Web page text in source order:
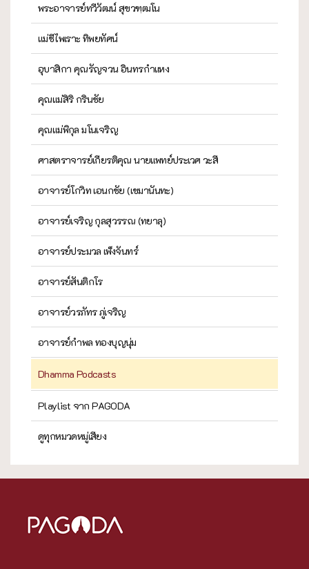
พระอาจารย์ทวีวัฒน์ สุขวฑฺฒโน
แม่ชีไพเราะ ทิพยทัศน์
อุบาสิกา คุณรัญจวน อินทรกำแหง
คุณแม่สิริ กรินชัย
คุณแม่พิกุล มโนเจริญ
ศาสตราจารย์เกียรติคุณ นายแพทย์ประเวศ วะสี
อาจารย์โกวิท เอนกชัย (เขมานันทะ)
อาจารย์เจริญ กุลสุวรรณ (ทยาลุ)
อาจารย์ประมวล เพ็งจันทร์
อาจารย์สันติกโร
อาจารย์วรภัทร ภู่เจริญ
อาจารย์กำพล ทองบุญนุ่ม
Dhamma Podcasts
Playlist จาก PAGODA
ดูทุกหมวดหมู่เสียง